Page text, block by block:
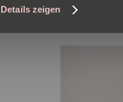
Details zeigen